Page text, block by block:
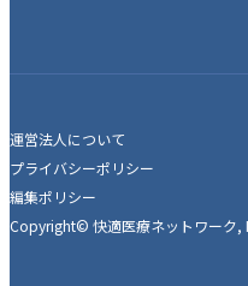
運営法人について
プライバシーポリシー
編集ポリシー
Copyright© 快適医療ネットワーク,